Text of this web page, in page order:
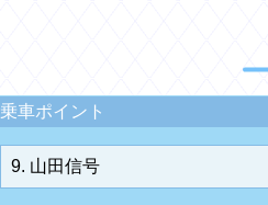
乗車ポイント